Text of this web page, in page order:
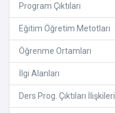
Program Çıktıları
Eğitim Öğretim Metotları
Öğrenme Ortamları
İlgi Alanları
Ders Prog. Çıktıları İlişkileri